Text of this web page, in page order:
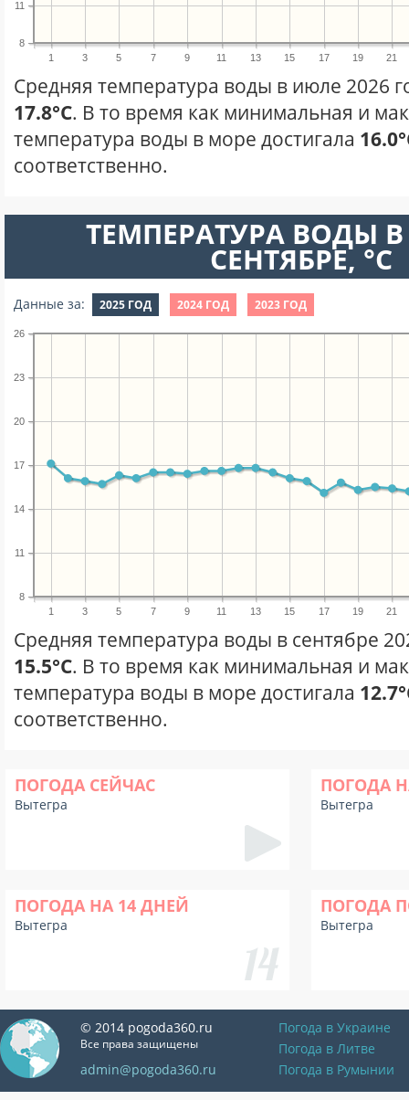
1 3 5 7 9 11 13 15 17 19 21
8
11
Средняя температура воды в июле 2026
17.8°C. В то время как минимальная и
температура воды в море достигала
соответственно.
ТЕМПЕРАТУРА ВОДЫ
СЕНТЯБРЕ, °C
Данные за: 2025 ГОД 2024 ГОД 2023 ГОД
1 3 5 7 9 11 13 15 17 19 21
8
11
14
17
20
23
26
Средняя температура воды в сентябре
15.5°C. В то время как минимальная и
температура воды в море достигала
соответственно.
ПОГОДА СЕЙЧАС
Вытегра
ПОГОДА
Вытегра
ПОГОДА НА 14 ДНЕЙ
Вытегра
ПОГОДА
Вытегра
© 2014 pogoda360.ru
Все права защищены
admin@pogoda360.ru
Погода в Украине
Погода в Литве
Погода в Румынии